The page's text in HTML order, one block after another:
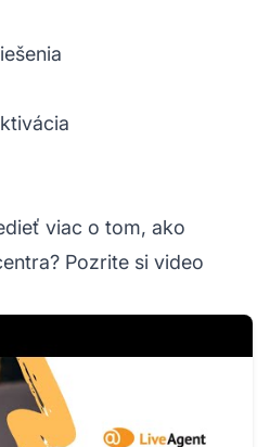
viac o tom, ako
Pozrite si video